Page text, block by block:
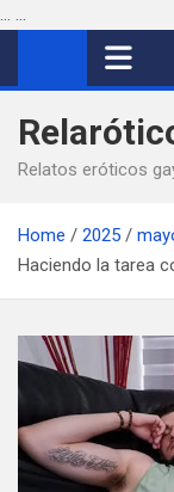
... ...
Relatos eróticos
Home 2025
Haciendo la tarea